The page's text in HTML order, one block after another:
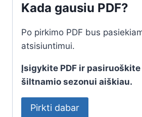
Kada gausiu PDF?
Po pirkimo PDF bus
atsisiuntimui.
Įsigykite PDF ir
šiltnamio sezonui aiškiau.
Pirkti dabar